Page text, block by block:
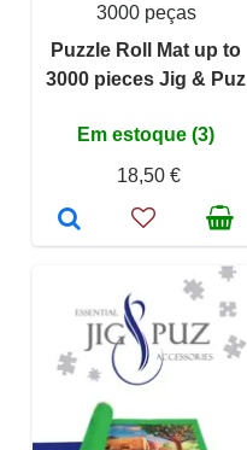
3000 peças
Puzzle Roll Mat up to
3000 pieces Jig & Puz
Em estoque (3)
18,50 €